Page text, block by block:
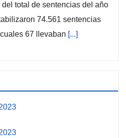
total de sentencias del año
74.561 sentencias
67 llevaban [...]